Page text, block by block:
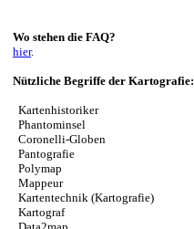
Wo stehen die FAQ?
hier.
Nützliche Begriffe der Kartografie:
Kartenhistoriker
Phantominsel
Coronelli-Globen
Pantografie
Polymap
Mappeur
Kartentechnik (Kartografie)
Kartograf